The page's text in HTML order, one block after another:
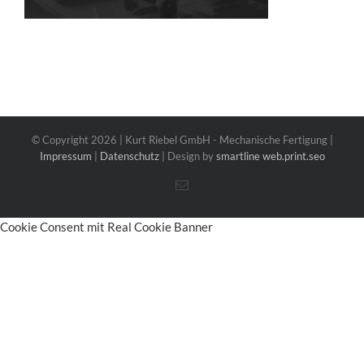
© Copyright2026 | Kurt Riebel GmbH - Mechanische Fertigung |
Impressum
Datenschutz| Design bysmartline web.print.seo
E-
Cookie Consent mit Real Cookie Banner